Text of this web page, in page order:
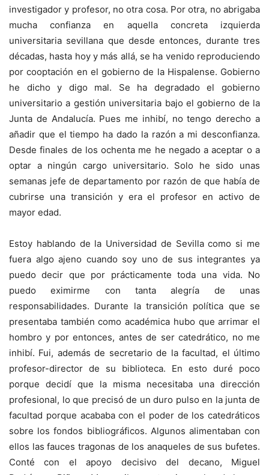
investigador y profesor, no otra cosa. Por otra, no abrigaba
mucha confianza en aquella concreta izquierda
universitaria sevillana que desde entonces, durante tres
décadas, hasta hoy y más allá, se ha venido reproduciendo
por cooptación en el gobierno de la Hispalense. Gobierno
he dicho y digo mal. Se ha degradado el gobierno
universitario a gestión universitaria bajo el gobierno de la
Junta de Andalucía. Pues me inhibí, no tengo derecho a
añadir que el tiempo ha dado la razón a mi desconfianza.
Desde finales de los ochenta me he negado a aceptar o a
optar a ningún cargo universitario. Solo he sido unas
semanas jefe de departamento por razón de que había de
cubrirse una transición y era el profesor en activo de
mayor edad.
Estoy hablando de la Universidad de Sevilla como si me
fuera algo ajeno cuando soy uno de sus integrantes ya
puedo decir que por prácticamente toda una vida. No
puedo eximirme con tanta alegría de unas
responsabilidades. Durante la transición política que se
presentaba también como académica hubo que arrimar el
hombro y por entonces, antes de ser catedrático, no me
inhibí. Fui, además de secretario de la facultad, el último
profesor-director de su biblioteca. En esto duré poco
porque decidí que la misma necesitaba una dirección
profesional, lo que precisó de un duro pulso en la junta de
facultad porque acababa con el poder de los catedráticos
sobre los fondos bibliográficos. Algunos alimentaban con
ellos las fauces tragonas de los anaqueles de sus bufetes.
Conté con el apoyo decisivo del decano, Miguel